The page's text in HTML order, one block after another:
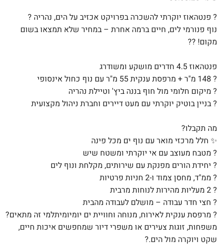
? פנטהאוז יוקרתי להשכרה בפרויקט אכזיב על הים, נהריה ?
נוף פנורמי לים, חיים ברמה אחרת – במחיר שלא תמצאו בשום
מקום! ??
פנטהאוז 4.5 חדרים מושקע ומשודרג
? 148 מ"ר + מרפסת ענקית 55 מ"ר עם נוף כחול אינסופי
? מיקום חלומי מול חוף בננה ביץ' וטיילת נהריה
? בניין בוטיק יוקרתי עם מעט דיירים וחברת ניהול מקצועית
מה תקבלו?
✨ חלל מרכזי מואר עם נוף ים מכל פינה
? מטבח מעוצב עם אי יוקרתי ומשטח שיש
?️ יחידת הורים מפנקת עם שירותים, מקלחת ונוף לים
?️ ממ"ד, מחסן צמוד ו-2 חניות פרטיות
? 2 מעליות מהירות לנוחות מרבית
? חצי חדר עבודה – מושלם לעבודה מהבית
? מרפסת ענקית לאירוח, מנוחה וחוויית ים יומיומיתלמי זה מתאים?
משפחות, זוגות צעירים או משפרי דיור שמחפשים איכות חיים,
שקט ויוקרה מול הים.?